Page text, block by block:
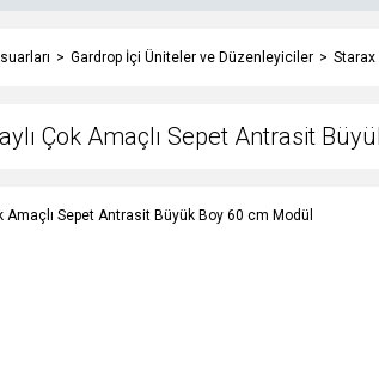
Gardrop İçi Üniteler ve Düzenleyiciler Starax
Çok Amaçlı Sepet Antrasit